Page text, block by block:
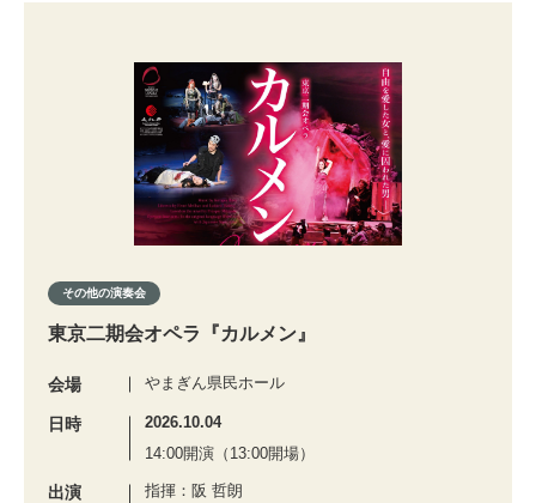
その他の演奏会
東京二期会オペラ『カルメン』
会場 やまぎん県民ホール
日時
2026.10.04
14:00開演（13:00開場）
出演
指揮：阪 哲朗